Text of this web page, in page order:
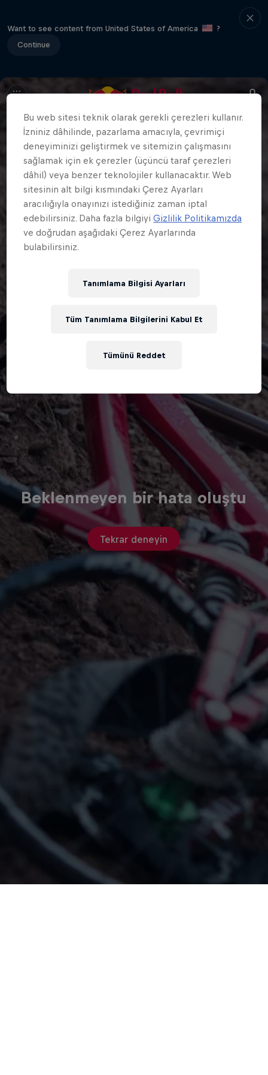
Want to see content from United States of America
?
Continue
Beklenmeyen bir hata oluştu
Tekrar deneyin
Bu web sitesi teknik olarak gerekli çerezleri kullanır.
İzniniz dâhilinde, pazarlama amacıyla, çevrimiçi
deneyiminizi geliştirmek ve sitemizin çalışmasını
sağlamak için ek çerezler (üçüncü taraf çerezleri
dâhil) veya benzer teknolojiler kullanacaktır. Web
sitesinin alt bilgi kısmındaki Çerez Ayarları
aracılığıyla onayınızı istediğiniz zaman iptal
edebilirsiniz. Daha fazla bilgiyiGizlilik Politikamızda
ve doğrudan aşağıdaki Çerez Ayarlarında
bulabilirsiniz.
Tanımlama Bilgisi Ayarları
Tümünü Reddet
Tüm Tanımlama Bilgilerini Kabul Et